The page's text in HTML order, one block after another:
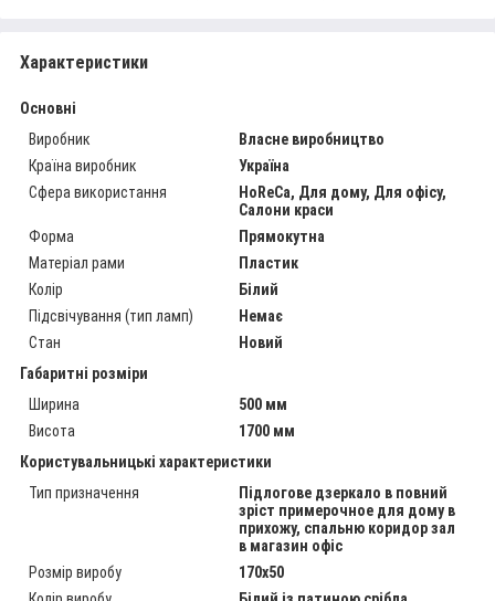
Характеристики
Основні
Виробник
Власне виробництво
Країна виробник
Україна
Сфера використання
HoReCa, Для дому, Для офісу,
Салони краси
Форма
Прямокутна
Матеріал рами
Пластик
Колір
Білий
Підсвічування (тип ламп)
Немає
Стан
Новий
Габаритні розміри
Ширина
500 мм
Висота
1700 мм
Користувальницькі характеристики
Тип призначення
Підлогове дзеркало в повний
зріст примерочное для дому в
прихожу, спальню коридор зал
в магазин офіс
Розмір виробу
170х50